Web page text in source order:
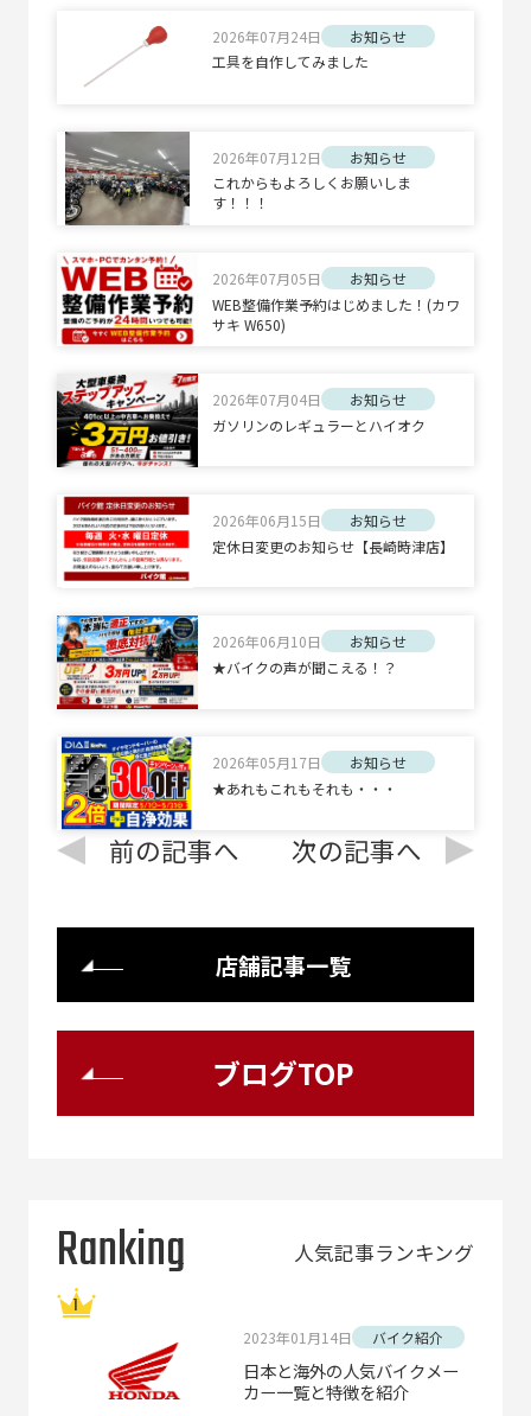
2026年07月24日
お知らせ
工具を自作してみました
2026年07月12日
お知らせ
これからもよろしくお願いしま
す！！！
2026年07月05日
お知らせ
WEB整備作業予約はじめました！(カワ
サキ W650)
2026年07月04日
お知らせ
ガソリンのレギュラーとハイオク
2026年06月15日
お知らせ
定休日変更のお知らせ【長崎時津店】
2026年06月10日
お知らせ
★バイクの声が聞こえる！？
2026年05月17日
お知らせ
★あれもこれもそれも・・・
前の記事へ
店舗記事一覧
次の記事へ
ブログTOP
Ranking 人気記事ランキング
2023年01月14日 バイク紹介
日本と海外の人気バイクメー
カー一覧と特徴を紹介